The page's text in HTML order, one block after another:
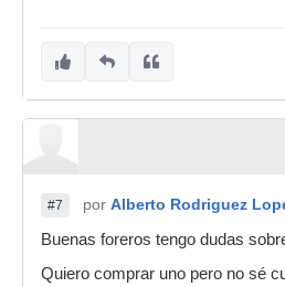
#7 por Alberto Rodriguez
Buenas foreros tengo dudas
Quiero comprar uno pero no sé